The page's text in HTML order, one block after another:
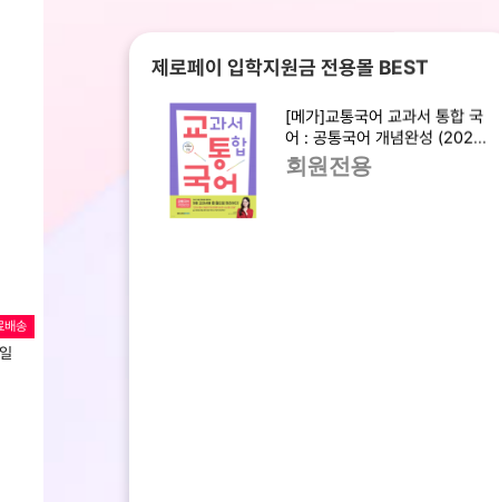
제로페이 입학지원금 전용몰 BEST
[메가]교통국어 교과서 통합 국
어 : 공통국어 개념완성 (2025
년)
회원전용
배송